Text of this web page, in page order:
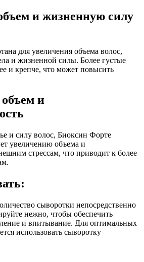
и жизненную силу
для увеличения объема волос,
и жизненной силы. Более густые
и крепче, что может повысить
и
и силу волос, Биоксин Форте
увеличению объема и
стрессам, что приводит к более
сыворотки непосредственно
нежно, чтобы обеспечить
и впитывание. Для оптимальных
использовать сыворотку